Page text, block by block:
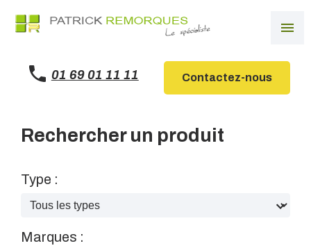
menu
01 69 01 11 11 Contactez-nous
Rechercher un produit
Type :
Marques :